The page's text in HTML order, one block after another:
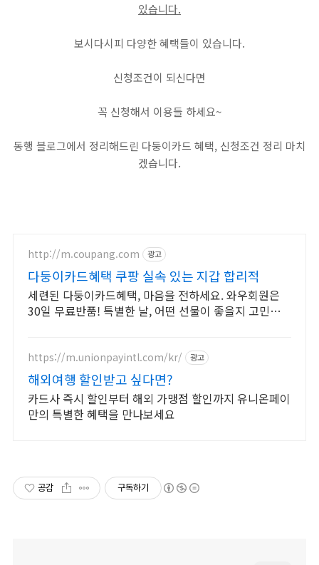
있습니다.
보시다시피 다양한 혜택들이 있습니다.
신청조건이 되신다면
꼭 신청해서 이용들 하세요~
동행 블로그에서 정리해드린 다둥이카드 혜택, 신청조건 정리 마치
겠습니다.
http://m.coupang.com 광고
다둥이카드혜택 쿠팡 실속 있는 지갑 합리적
세련된 다둥이카드혜택, 마음을 전하세요. 와우회원은
30일 무료반품! 특별한 날, 어떤 선물이 좋을지 고민될
https://m.unionpayintl.com/kr/ 광고
해외여행 할인받고 싶다면?
카드사 즉시 할인부터 해외 가맹점 할인까지 유니온페이
만의 특별한 혜택을 만나보세요
공감 구독하기